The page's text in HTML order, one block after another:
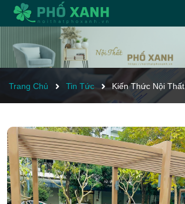
Trang Chủ Tin Tức Kiến Thức Nội Thất